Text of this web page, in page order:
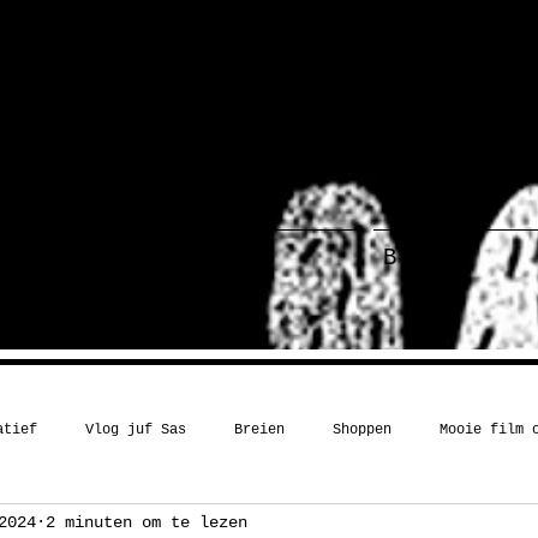
Blog
Vlog juf Sas Breien Shoppen Mooie film
Kerst Boekentip Recept
2 minuten om te lezen